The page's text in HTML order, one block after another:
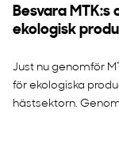
Besvara MTK:s
ekologisk
Just nu genomför
för ekologiska
hästsektorn.